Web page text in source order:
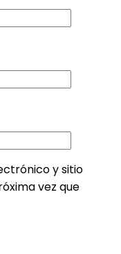
y sitio
vez que